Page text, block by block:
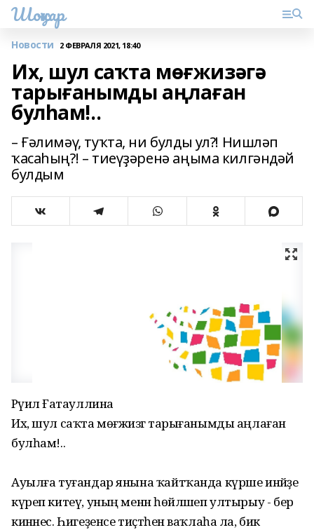
Шоңҡар
Новости 2 ФЕВРАЛЯ 2021, 18:40
Их, шул саҡта мөғжизәгә
тарығанымды аңлаған
булһам!..
– Ғәлимәү, туҡта, ни булды ул?! Нишләп
ҡасаһың?! – тиеүҙәренә аңыма килгәндәй
булдым
Рәүилә Ғатауллина
Их, шул саҡта мөғжизәгә тарығанымды аңлаған
булһам!..
Ауылға туғандар янына ҡайтҡанда күрше инәйҙе
күреп китеү, уның менән һөйләшеп ултырыу - бер
кинәнес. Һигеҙенсе тиҫтәһен ваҡлаһа ла, бик